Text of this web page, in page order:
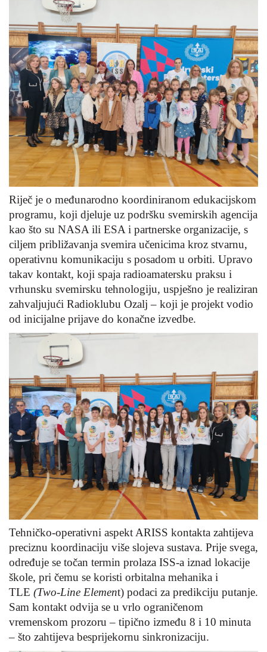
Riječ je o međunarodno koordiniranom edukacijskom
programu, koji djeluje uz podršku svemirskih agencija
kao što su NASA ili ESA i partnerske organizacije, s
ciljem približavanja svemira učenicima kroz stvarnu,
operativnu komunikaciju s posadom u orbiti. Upravo
takav kontakt, koji spaja radioamatersku praksu i
vrhunsku svemirsku tehnologiju, uspješno je realiziran
zahvaljujući Radioklubu Ozalj – koji je projekt vodio
od inicijalne prijave do konačne izvedbe.
Tehničko-operativni aspekt ARISS kontakta zahtijeva
preciznu koordinaciju više slojeva sustava. Prije svega,
određuje se točan termin prolaza ISS-a iznad lokacije
škole, pri čemu se koristi orbitalna mehanika i
TLE (Two-Line Element) podaci za predikciju putanje.
Sam kontakt odvija se u vrlo ograničenom
vremenskom prozoru – tipično između 8 i 10 minuta
– što zahtijeva besprijekornu sinkronizaciju.